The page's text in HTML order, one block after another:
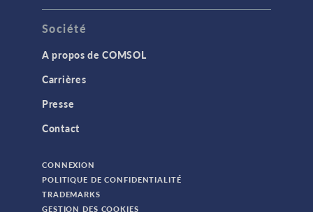
Société
A propos de COMSOL
Carrières
Presse
Contact
CONNEXION
POLITIQUE DE CONFIDENTIALITÉ
TRADEMARKS
GESTION DES COOKIES